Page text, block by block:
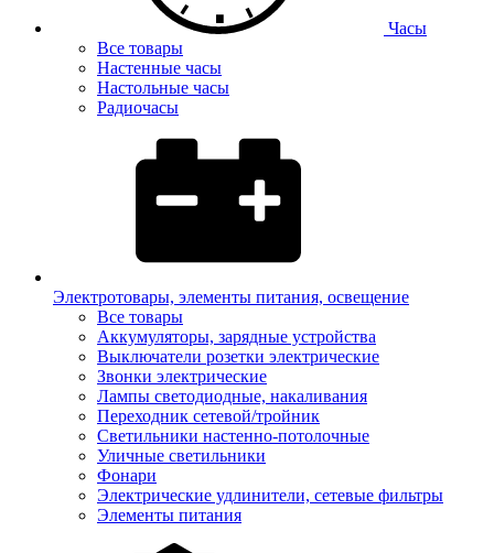
Часы
Все товары
Настенные часы
Настольные часы
Радиочасы
Электротовары, элементы питания, освещение
Все товары
Аккумуляторы, зарядные устройства
Выключатели розетки электрические
Звонки электрические
Лампы светодиодные, накаливания
Переходник сетевой/тройник
Светильники настенно-потолочные
Уличные светильники
Фонари
Электрические удлинители, сетевые фильтры
Элементы питания